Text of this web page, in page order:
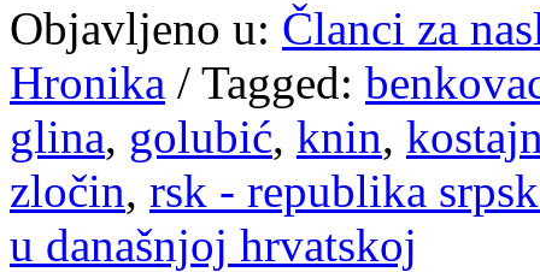
Objavljeno u: Članci za
Hronika / Tagged:
glina, golubić, knin,
zločin, rsk - republika
u današnjoj hrvatskoj